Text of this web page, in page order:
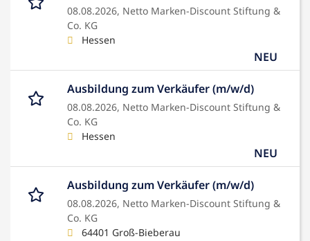
08.08.2026, Netto Marken-Discount Stiftung &
Co. KG
Hessen
NEU
Ausbildung zum Verkäufer (m/w/d)
08.08.2026, Netto Marken-Discount Stiftung &
Co. KG
Hessen
NEU
Ausbildung zum Verkäufer (m/w/d)
08.08.2026, Netto Marken-Discount Stiftung &
Co. KG
64401 Groß-Bieberau